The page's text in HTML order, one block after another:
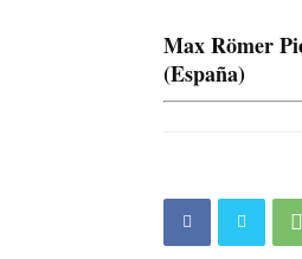
Max Römer
(España)